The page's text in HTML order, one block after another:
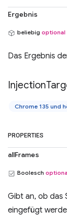
Ergebnis
beliebig optional
Das Ergebnis
Injection
Chrome 135 und
PROPERTIES
allFrames
Boolesch
Gibt an, ob das
eingefügt